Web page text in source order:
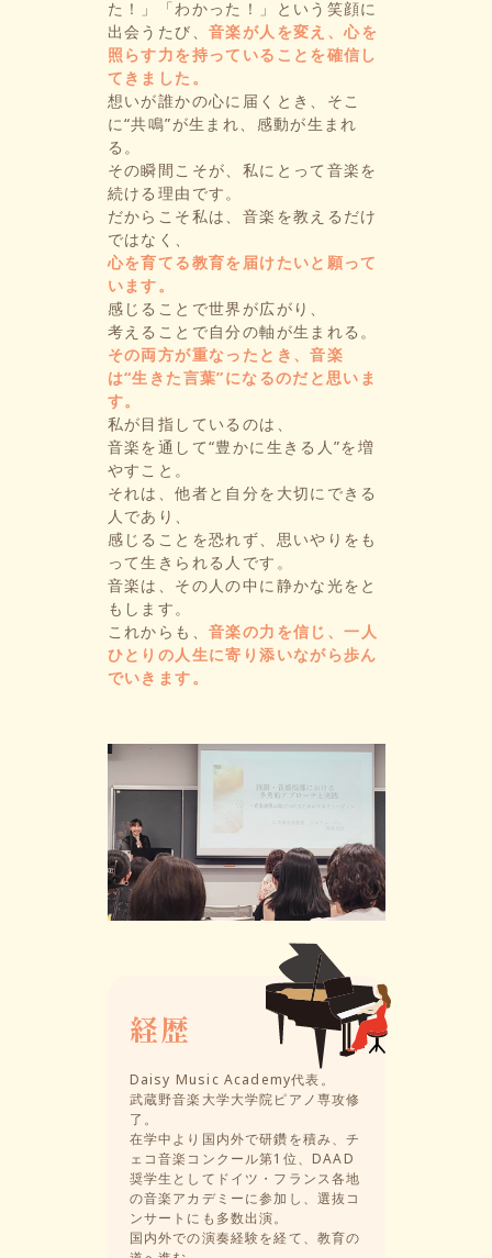
た！」「わかった！」という笑顔に
出会うたび、 音楽が人を変え、心を
照らす力を持っていることを確信し
てきました。
想いが誰かの心に届くとき、そこ
に“共鳴”が生まれ、感動が生まれ
る。
その瞬間こそが、私にとって音楽を
続ける理由です。
だからこそ私は、音楽を教えるだけ
ではなく、
心を育てる教育を届けたいと願って
います。
感じることで世界が広がり、
考えることで自分の軸が生まれる。
その両方が重なったとき、音楽
は“生きた言葉”になるのだと思いま
す。
私が目指しているのは、
音楽を通して“豊かに生きる人”を増
やすこと。
それは、他者と自分を大切にできる
人であり、
感じることを恐れず、思いやりをも
って生きられる人です。
音楽は、その人の中に静かな光をと
もします。
これからも、 音楽の力を信じ、一人
ひとりの人生に寄り添いながら歩ん
でいきます。
経歴
Daisy Music Academy代表。
武蔵野音楽大学大学院ピアノ専攻修
了。
在学中より国内外で研鑽を積み、チ
ェコ音楽コンクール第1位、DAAD
奨学生としてドイツ・フランス各地
の音楽アカデミーに参加し、選抜コ
ンサートにも多数出演。
国内外での演奏経験を経て、教育の